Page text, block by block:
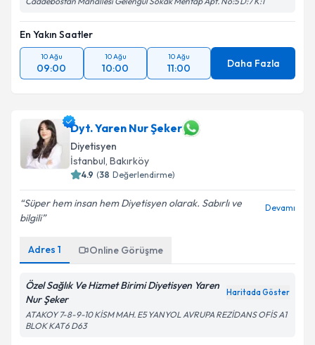
En Yakın Saatler
10 Ağu
09:00
10 Ağu
10:00
10 Ağu
11:00 Daha Fazla
Dyt. Yaren Nur Şeker
Diyetisyen
İstanbul, Bakırköy
4.9 (38 Değerlendirme)
Süper hem insan hem Diyetisyen olarak. Sabırlı ve
bilgili
Devamı
Adres 1 Online Görüşme
Özel Sağlık Ve Hizmet Birimi Diyetisyen Yaren
Nur Şeker
Haritada Göster
ATAKOY 7-8-9-10 KİSM MAH. E5 YANYOL AVRUPA REZİDANS OFİS A1
BLOK KAT6 D63